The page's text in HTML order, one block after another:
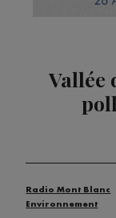
Vallée
Radio Mont Blanc
Environnement